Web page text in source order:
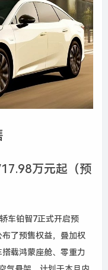
万元起（预
车铂智7正式开启预
了预售权益，叠加权
载鸿蒙座舱、零重力